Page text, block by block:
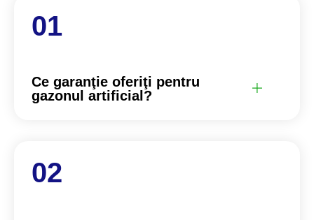
Ce garanţie oferiţi pentru
gazonul artificial?